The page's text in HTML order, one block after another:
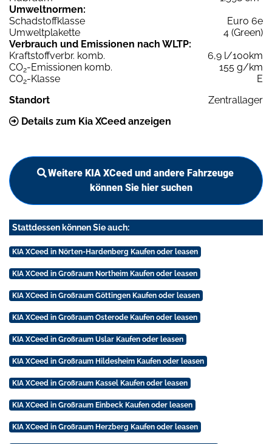
Umweltnormen:
Schadstoffklasse
Euro 6e
Umweltplakette
4 (Green)
Verbrauch und Emissionen nach WLTP:
Kraftstoffverbr. komb.
6,9 l/100km
CO2-Emissionen komb.
155 g/km
CO2-Klasse
E
Standort
Zentrallager
Details zum Kia XCeed anzeigen
Weitere KIA XCeed und andere Fahrzeuge
können Sie hier suchen
Stattdessen können Sie auch:
KIA XCeed in Nörten-Hardenberg Kaufen oder leasen
KIA XCeed in Großraum Northeim Kaufen oder leasen
KIA XCeed in Großraum Göttingen Kaufen oder leasen
KIA XCeed in Großraum Osterode Kaufen oder leasen
KIA XCeed in Großraum Uslar Kaufen oder leasen
KIA XCeed in Großraum Hildesheim Kaufen oder leasen
KIA XCeed in Großraum Kassel Kaufen oder leasen
KIA XCeed in Großraum Einbeck Kaufen oder leasen
KIA XCeed in Großraum Herzberg Kaufen oder leasen